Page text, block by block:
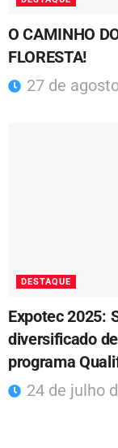
O CAMINHO
FLORESTA!
27 de
DESTAQUE
Expotec 2025:
diversificado
programa
24 de julho